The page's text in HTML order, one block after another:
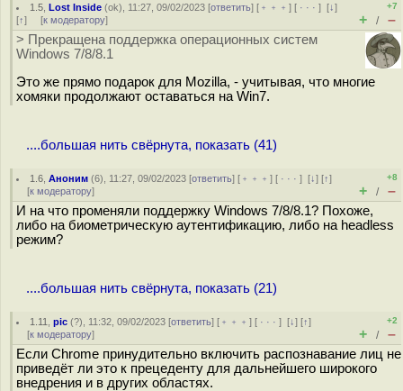
1.5 ,Lost Inside (ok), 11:27, 09/02/2023 [ответить] [ ﹢﹢﹢] [ · · ·][↓]
[↑] [к модератору]
+7
+ / –
> Прекращена поддержка операционных систем
Windows 7/8/8.1
Это же прямо подарок для Mozilla, - учитывая, что многие
хомяки продолжают оставаться на Win7.
....большая нить свёрнута, показать (41)
1.6 ,Аноним (6), 11:27, 09/02/2023 [ответить] [ ﹢﹢﹢] [ · · ·][↓] [↑]
[к модератору]
+8
+ / –
И на что променяли поддержку Windows 7/8/8.1? Похоже,
либо на биометрическую аутентификацию, либо на headless
режим?
....большая нить свёрнута, показать (21)
1.11 ,pic (?), 11:32, 09/02/2023 [ответить] [ ﹢﹢﹢] [ · · ·][↓] [↑]
[к модератору]
+2
+ / –
Если Chrome принудительно включить распознавание лиц не
приведёт ли это к прецеденту для дальнейшего широкого
внедрения и в других областях.